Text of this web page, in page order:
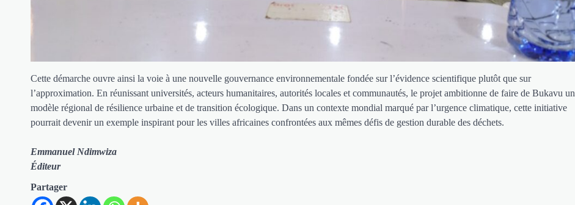
Cette démarche ouvre ainsi la voie à une nouvelle gouvernance environnementale fondée sur l’évidence scientifique plutôt que sur
l’approximation. En réunissant universités, acteurs humanitaires, autorités locales et communautés, le projet ambitionne de faire de Bukavu un
modèle régional de résilience urbaine et de transition écologique. Dans un contexte mondial marqué par l’urgence climatique, cette initiative
pourrait devenir un exemple inspirant pour les villes africaines confrontées aux mêmes défis de gestion durable des déchets.
Emmanuel Ndimwiza
Éditeur
Partager